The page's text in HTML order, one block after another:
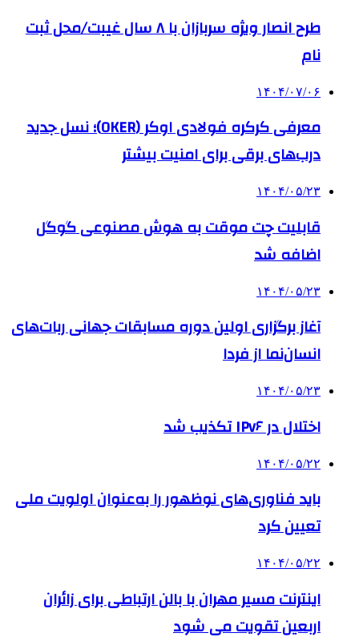
طرح انصار ویژه سربازان با ۸ سال غیبت/محل ثبت
نام
۱۴۰۴/۰۷/۰۶
معرفی کرکره فولادی اوکر (OKER)؛ نسل جدید
درب‌های برقی برای امنیت بیشتر
۱۴۰۴/۰۵/۲۳
قابلیت چت موقت به هوش مصنوعی گوگل
اضافه شد
۱۴۰۴/۰۵/۲۳
آغاز برگزاری اولین دوره مسابقات جهانی ربات‌های
انسان‌نما از فردا
۱۴۰۴/۰۵/۲۳
اختلال در IPv۶ تکذیب شد
۱۴۰۴/۰۵/۲۲
باید فناوری‌های نوظهور را به‌عنوان اولویت ملی
تعیین کرد
۱۴۰۴/۰۵/۲۲
اینترنت مسیر مهران با بالن ارتباطی برای زائران
اربعین تقویت می شود